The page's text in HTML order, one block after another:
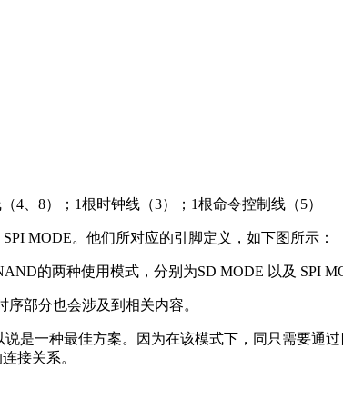
、8）；1根时钟线（3）；1根命令控制线（5）
MODE。他们所对应的引脚定义，如下图所示：
部分也会涉及到相关内容。
一种最佳方案。因为在该模式下，同只需要通
接关系。